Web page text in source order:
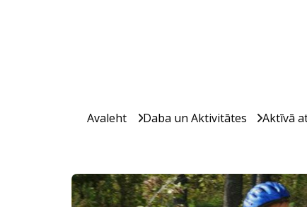
Avaleht Daba un Aktivitātes Aktīvā